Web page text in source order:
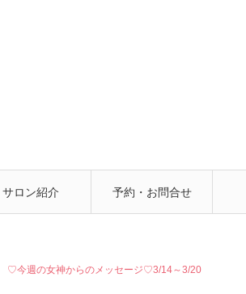
サロン紹介 予約・お問合せ
♡今週の女神からのメッセージ♡3/14～3/20